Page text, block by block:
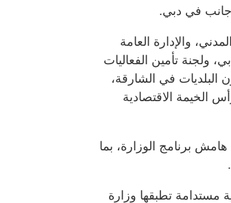
في دبي.
والإدارة العامة
ولجنة تأمين الفعاليات
البلديات في الشارقة،
الخيمة الاقتصادية
برنامج الوزارة، بما
مستدامة تطبقها وزارة